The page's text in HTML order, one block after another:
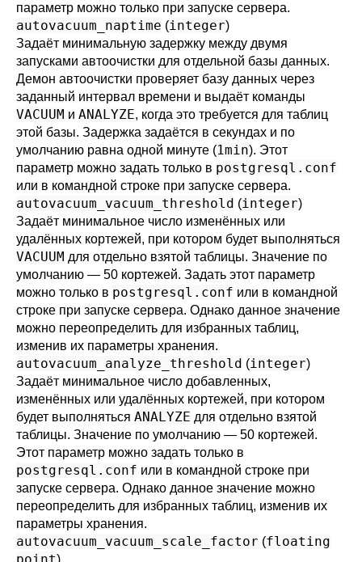
параметр можно только при запуске сервера.
autovacuum_naptime (integer)
Задаёт минимальную задержку между двумя
запусками автоочистки для отдельной базы данных.
Демон автоочистки проверяет базу данных через
заданный интервал времени и выдаёт команды
VACUUM и ANALYZE, когда это требуется для таблиц
этой базы. Задержка задаётся в секундах и по
умолчанию равна одной минуте (1min). Этот
параметр можно задать только в postgresql.conf
или в командной строке при запуске сервера.
autovacuum_vacuum_threshold (integer)
Задаёт минимальное число изменённых или
удалённых кортежей, при котором будет выполняться
VACUUM для отдельно взятой таблицы. Значение по
умолчанию — 50 кортежей. Задать этот параметр
можно только в postgresql.conf или в командной
строке при запуске сервера. Однако данное значение
можно переопределить для избранных таблиц,
изменив их параметры хранения.
autovacuum_analyze_threshold (integer)
Задаёт минимальное число добавленных,
изменённых или удалённых кортежей, при котором
будет выполняться ANALYZE для отдельно взятой
таблицы. Значение по умолчанию — 50 кортежей.
Этот параметр можно задать только в
postgresql.conf или в командной строке при
запуске сервера. Однако данное значение можно
переопределить для избранных таблиц, изменив их
параметры хранения.
autovacuum_vacuum_scale_factor (floating
)